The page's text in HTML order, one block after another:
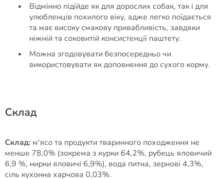
Відмінно підійде як для дорослих собак, так і для
улюбленців похилого віку, адже легко поїдається
та має високу смакову привабливість, завдяки
ніжній та соковитій консистенції паштету.
Можна згодовувати безпосередньо чи
використовувати як доповнення до сухого корму.
Cклад
Склад: м'ясо та продукти тваринного походження не
менше 78,0% (зокрема з курки 64,2%, рубець яловичий
6,9 %, нирки яловичі 6,9%), вода питна, зернові 4,3%,
сіль кухонна харчова 0,03%.